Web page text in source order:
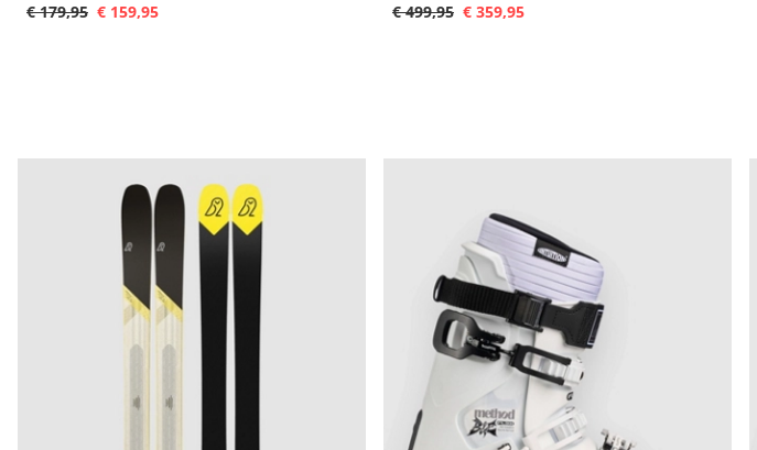
€ 179,95 € 159,95
€ 499,95 € 359,95